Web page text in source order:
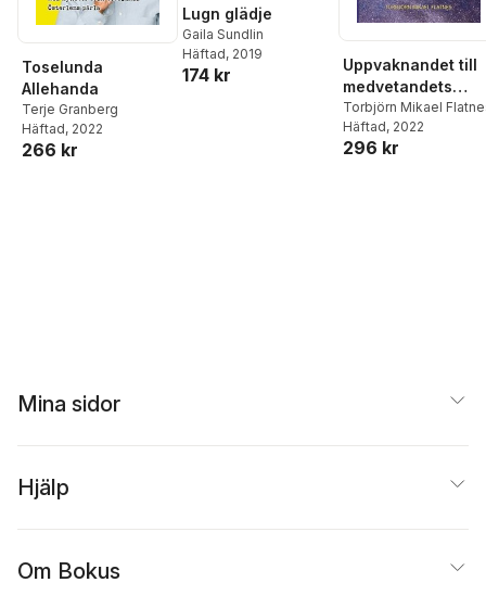
Toselunda
Allehanda
Terje Granberg
Häftad, 2022
266 kr
Lugn glädje
Gaila Sundlin
Häftad, 2019
174 kr
Uppvaknandet till
medvetandets
verklighet
Torbjörn Mikael
Häftad, 2022
296 kr
Mina sidor
Hjälp
Om Bokus